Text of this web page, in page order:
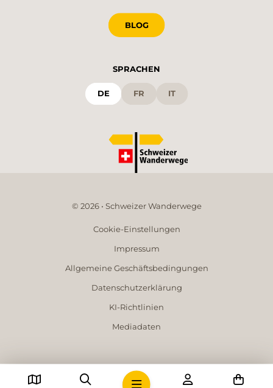
BLOG
SPRACHEN
DE FR IT
© 2026 • Schweizer Wanderwege
Cookie-Einstellungen
Impressum
Allgemeine Geschäftsbedingungen
Datenschutzerklärung
KI-Richtlinien
Mediadaten